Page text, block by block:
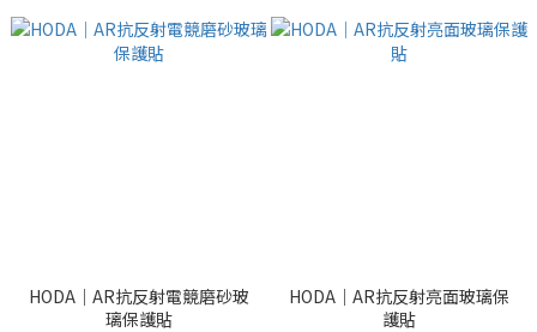
HODA｜AR抗反射電競磨砂玻
璃保護貼
HODA｜AR抗反射亮面玻璃保
護貼